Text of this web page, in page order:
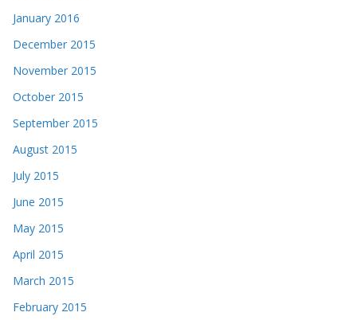
January 2016
December 2015
November 2015
October 2015
September 2015
August 2015
July 2015
June 2015
May 2015
April 2015
March 2015
February 2015